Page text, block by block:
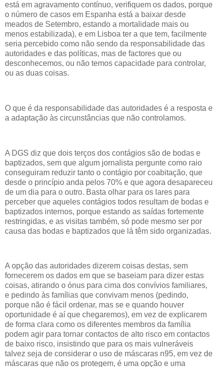
está em agravamento contínuo, verifiquem os dados, porque
o número de casos em Espanha está a baixar desde
meados de Setembro, estando a mortalidade mais ou
menos estabilizada), e em Lisboa ter a que tem, facilmente
seria percebido como não sendo da responsabilidade das
autoridades e das políticas, mas de factores que ou
desconhecemos, ou não temos capacidade para controlar,
ou as duas coisas.
O que é da responsabilidade das autoridades é a resposta e
a adaptação às circunstâncias que não controlamos.
A DGS diz que dois terços dos contágios são de bodas e
baptizados, sem que algum jornalista pergunte como raio
conseguiram reduzir tanto o contágio por coabitação, que
desde o princípio anda pelos 70% e que agora desapareceu
de um dia para o outro. Basta olhar para os lares para
perceber que aqueles contágios todos resultam de bodas e
baptizados internos, porque estando as saídas fortemente
restringidas, e as visitas também, só pode mesmo ser por
causa das bodas e baptizados que lá têm sido organizadas.
A opção das autoridades dizerem coisas destas, sem
fornecerem os dados em que se baseiam para dizer estas
coisas, atirando o ónus para cima dos convívios familiares,
e pedindo às famílias que convivam menos (pedindo,
porque não é fácil ordenar, mas se e quando houver
oportunidade é aí que chegaremos), em vez de explicarem
de forma clara como os diferentes membros da família
podem agir para tornar contactos de alto risco em contactos
de baixo risco, insistindo que para os mais vulneráveis
talvez seja de considerar o uso de máscaras n95, em vez de
máscaras que não os protegem, é uma opção e uma